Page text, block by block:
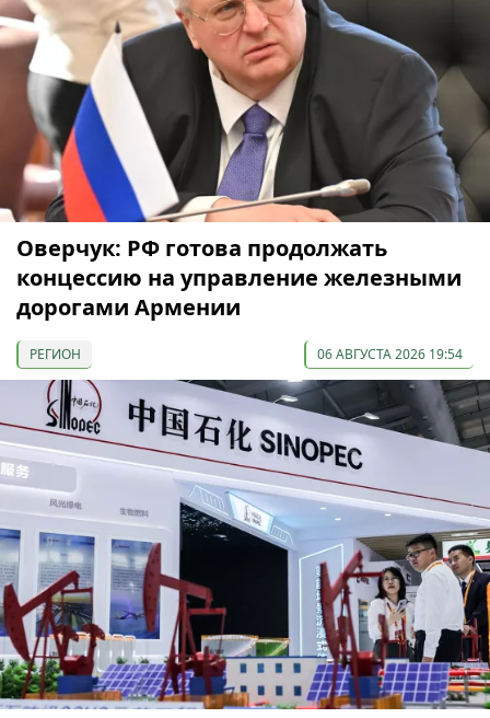
Оверчук: РФ готова продолжать
концессию на управление железными
дорогами Армении
РЕГИОН 06 АВГУСТА 2026 19:54